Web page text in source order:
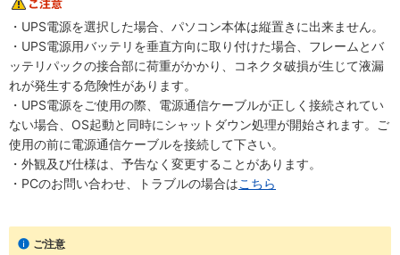
・UPS電源を選択した場合、パソコン本体は縦置きに出来ません。
・UPS電源用バッテリを垂直方向に取り付けた場合、フレームとバ
ッテリパックの接合部に荷重がかかり、コネクタ破損が生じて液漏
れが発生する危険性があります。
・UPS電源をご使用の際、電源通信ケーブルが正しく接続されてい
ない場合、OS起動と同時にシャットダウン処理が開始されます。ご
使用の前に電源通信ケーブルを接続して下さい。
・外観及び仕様は、予告なく変更することがあります。
・PCのお問い合わせ、トラブルの場合はこちら
ご注意